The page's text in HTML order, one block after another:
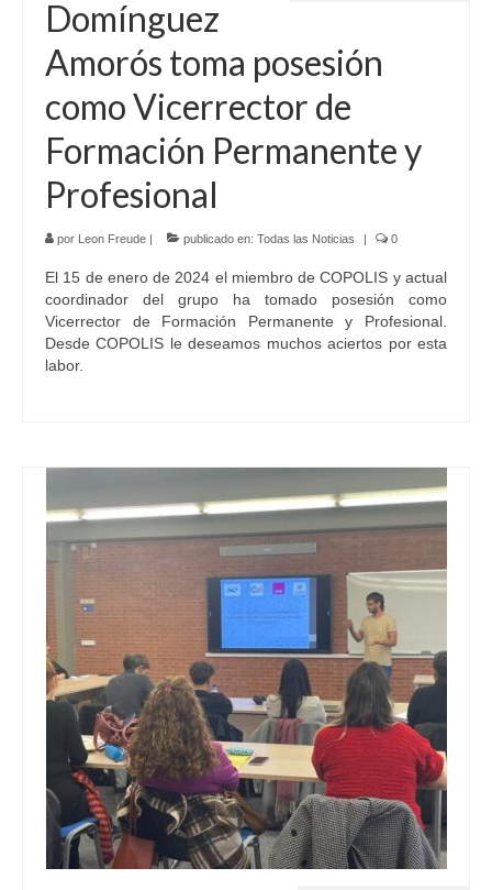
Domínguez
Amorós toma posesión
como Vicerrector de
Formación Permanente y
Profesional
por Leon Freude | publicado en: Todas las Noticias | 0
El 15 de enero de 2024 el miembro de COPOLIS y actual
coordinador del grupo ha tomado posesión como
Vicerrector de Formación Permanente y Profesional.
Desde COPOLIS le deseamos muchos aciertos por esta
labor.